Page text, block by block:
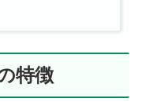
特徴